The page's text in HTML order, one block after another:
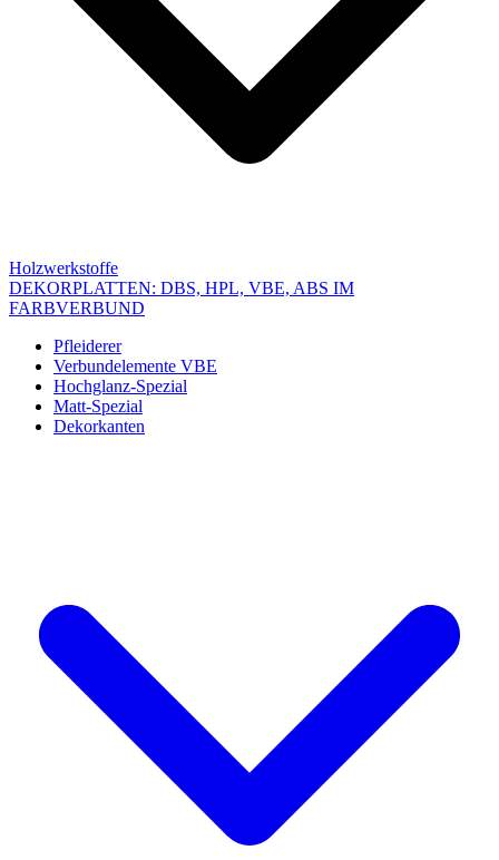
Holzwerkstoffe
DEKORPLATTEN: DBS, HPL, VBE, ABS IM
FARBVERBUND
Pfleiderer
Verbundelemente VBE
Hochglanz-Spezial
Matt-Spezial
Dekorkanten